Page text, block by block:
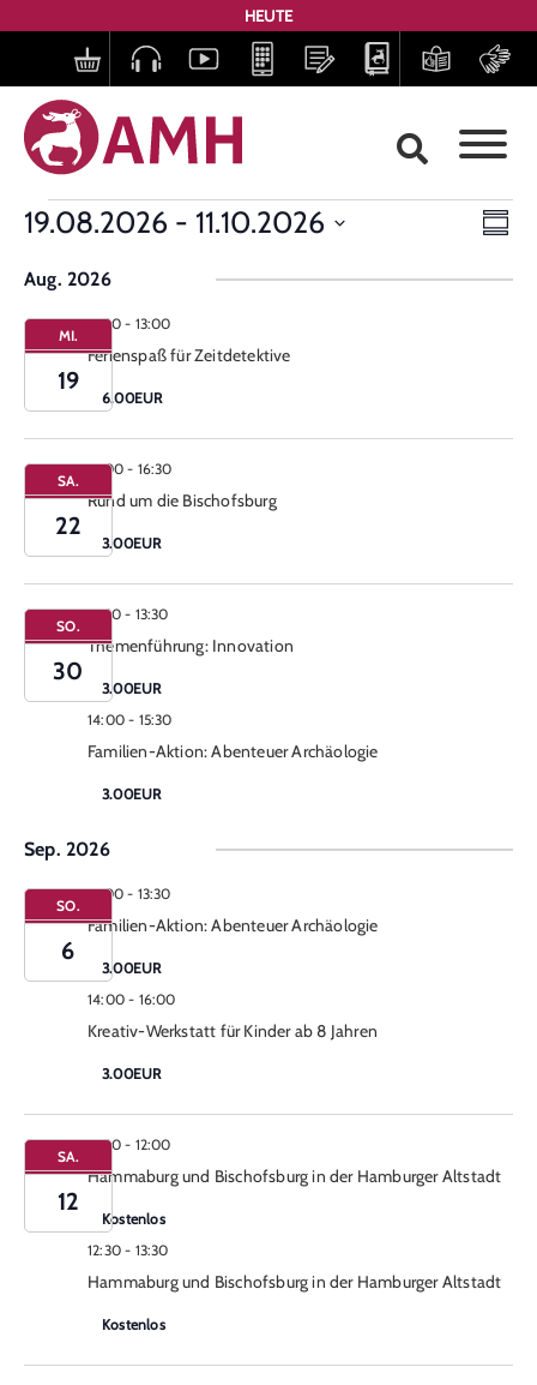
HEUTE
19.08.2026 - 11.10.2026
auswählen.
Aug. 2026
MI.
19
11:00 - 13:00
Ferienspaß für Zeitdetektive
6.00EUR
SA.
22
15:00 - 16:30
Rund um die Bischofsburg
3.00EUR
SO.
30
12:30 - 13:30
Themenführung: Innovation
3.00EUR
14:00 - 15:30
Familien-Aktion: Abenteuer Archäologie
3.00EUR
Sep. 2026
SO.
6
12:00 - 13:30
Familien-Aktion: Abenteuer Archäologie
3.00EUR
14:00 - 16:00
Kreativ-Werkstatt für Kinder ab 8 Jahren
3.00EUR
SA.
12
11:00 - 12:00
Hammaburg und Bischofsburg in der Hamburger Altstadt
Kostenlos
12:30 - 13:30
Hammaburg und Bischofsburg in der Hamburger Altstadt
Kostenlos